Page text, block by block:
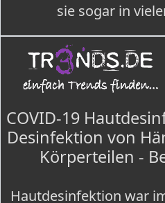
sie sogar in
COVID-19
Desinfektion von
Körperteilen -
Hautdesinfektion war